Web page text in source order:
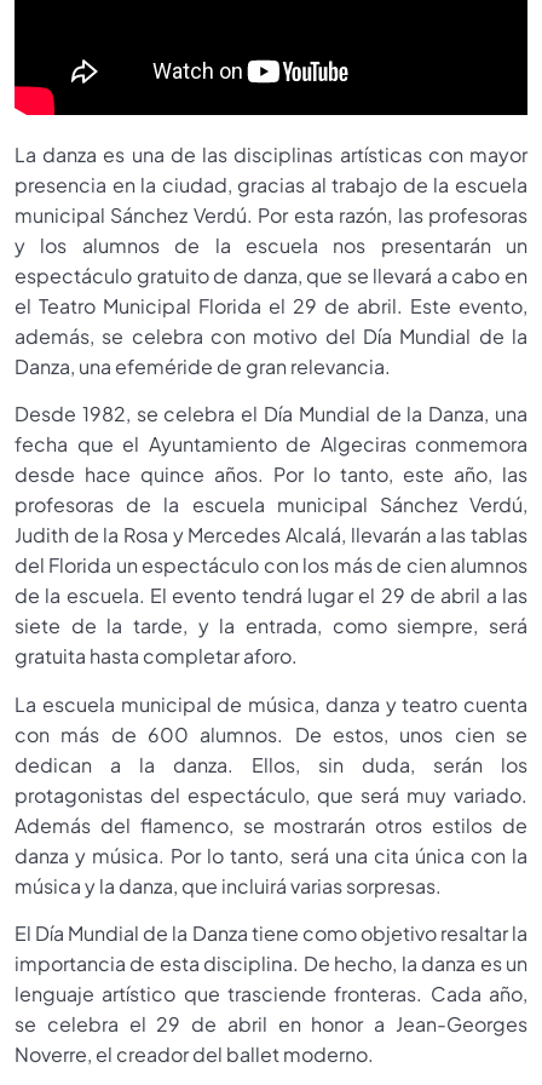
La danza es una de las disciplinas artísticas con mayor
presencia en la ciudad, gracias al trabajo de la escuela
municipal Sánchez Verdú. Por esta razón, las profesoras
y los alumnos de la escuela nos presentarán un
espectáculo gratuito de danza, que se llevará a cabo en
el Teatro Municipal Florida el 29 de abril. Este evento,
además, se celebra con motivo del Día Mundial de la
Danza, una efeméride de gran relevancia.
Desde 1982, se celebra el Día Mundial de la Danza, una
fecha que el Ayuntamiento de Algeciras conmemora
desde hace quince años. Por lo tanto, este año, las
profesoras de la escuela municipal Sánchez Verdú,
Judith de la Rosa y Mercedes Alcalá, llevarán a las tablas
del Florida un espectáculo con los más de cien alumnos
de la escuela. El evento tendrá lugar el 29 de abril a las
siete de la tarde, y la entrada, como siempre, será
gratuita hasta completar aforo.
La escuela municipal de música, danza y teatro cuenta
con más de 600 alumnos. De estos, unos cien se
dedican a la danza. Ellos, sin duda, serán los
protagonistas del espectáculo, que será muy variado.
Además del flamenco, se mostrarán otros estilos de
danza y música. Por lo tanto, será una cita única con la
música y la danza, que incluirá varias sorpresas.
El Día Mundial de la Danza tiene como objetivo resaltar la
importancia de esta disciplina. De hecho, la danza es un
lenguaje artístico que trasciende fronteras. Cada año,
se celebra el 29 de abril en honor a Jean-Georges
Noverre, el creador del ballet moderno.